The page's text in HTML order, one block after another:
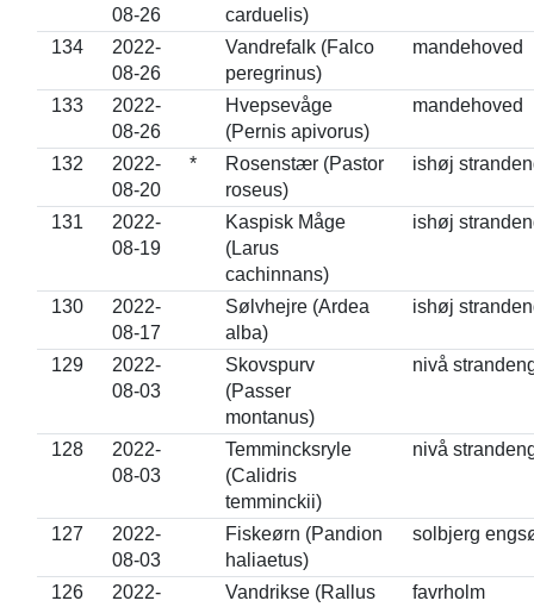
08-26
carduelis)
134
2022-
08-26
Vandrefalk (Falco
peregrinus)
mandehoved
133
2022-
08-26
Hvepsevåge
(Pernis apivorus)
mandehoved
132
2022-
08-20
*
Rosenstær (Pastor
roseus)
ishøj
131
2022-
08-19
Kaspisk Måge
(Larus
cachinnans)
ishøj
130
2022-
08-17
Sølvhejre (Ardea
alba)
ishøj
129
2022-
08-03
Skovspurv
(Passer
montanus)
nivå
128
2022-
08-03
Temmincksryle
(Calidris
temminckii)
nivå
127
2022-
08-03
Fiskeørn (Pandion
haliaetus)
solbjerg
126
2022-
Vandrikse (Rallus
favrholm